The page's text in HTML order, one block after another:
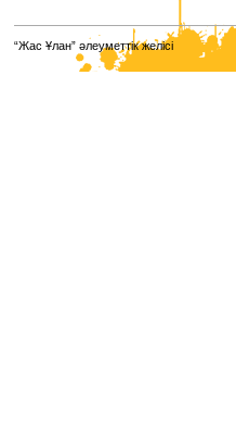
“Жас Ұлан” әлеуметтік желісі